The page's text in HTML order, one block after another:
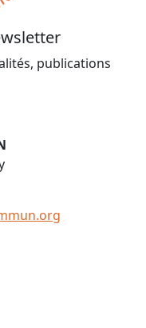
publications